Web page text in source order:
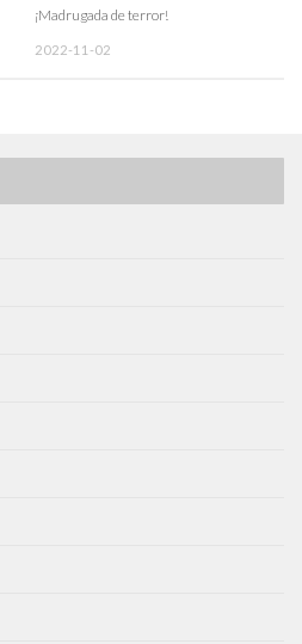
¡Madrugada de terror!
2022-11-02